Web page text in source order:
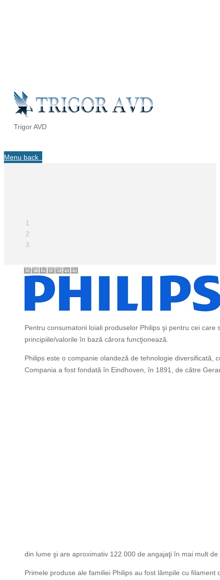
Trigor AVD
Menu back
luni, 18 iulie 2016
Pentru consumatorii loiali produselor Philips şi pentru cei
principiile/valorile în bază cărora funcţionează.
Philips este o companie olandeză de tehnologie diversificată,
Compania a fost fondată în Eindhoven, în 1891, de către
din lume şi are aproximativ 122.000 de angajaţi în mai mult
Primele produse ale familiei Philips au fost lămpile cu